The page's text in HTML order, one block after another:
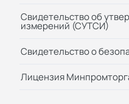
Свидетельство об
измерений (СУТСИ)
Свидетельство о
Лицензия